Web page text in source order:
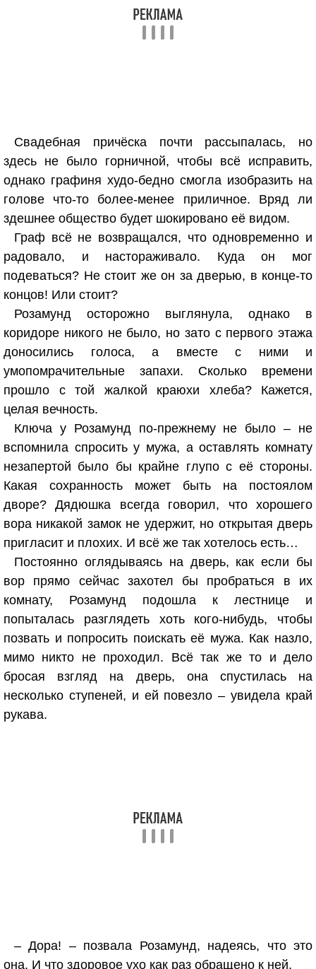
Свадебная причёска почти рассыпалась, но
здесь не было горничной, чтобы всё исправить,
однако графиня худо-бедно смогла изобразить на
голове что-то более-менее приличное. Вряд ли
здешнее общество будет шокировано её видом.
Граф всё не возвращался, что одновременно и
радовало, и настораживало. Куда он мог
подеваться? Не стоит же он за дверью, в конце-то
концов! Или стоит?
Розамунд осторожно выглянула, однако в
коридоре никого не было, но зато с первого этажа
доносились голоса, а вместе с ними и
умопомрачительные запахи. Сколько времени
прошло с той жалкой краюхи хлеба? Кажется,
целая вечность.
Ключа у Розамунд по-прежнему не было – не
вспомнила спросить у мужа, а оставлять комнату
незапертой было бы крайне глупо с её стороны.
Какая сохранность может быть на постоялом
дворе? Дядюшка всегда говорил, что хорошего
вора никакой замок не удержит, но открытая дверь
пригласит и плохих. И всё же так хотелось есть…
Постоянно оглядываясь на дверь, как если бы
вор прямо сейчас захотел бы пробраться в их
комнату, Розамунд подошла к лестнице и
попыталась разглядеть хоть кого-нибудь, чтобы
позвать и попросить поискать её мужа. Как назло,
мимо никто не проходил. Всё так же то и дело
бросая взгляд на дверь, она спустилась на
несколько ступеней, и ей повезло – увидела край
рукава.
– Дора! – позвала Розамунд, надеясь, что это
она. И что здоровое ухо как раз обращено к ней.